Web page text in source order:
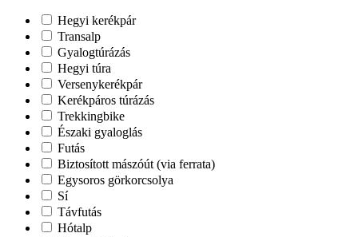
Hegyi kerékpár
Transalp
Gyalogtúrázás
Hegyi túra
Versenykerékpár
Kerékpáros túrázás
Trekkingbike
Északi gyaloglás
Futás
Biztosított mászóút (via ferrata)
Egysoros görkorcsolya
Sí
Távfutás
Hótalp